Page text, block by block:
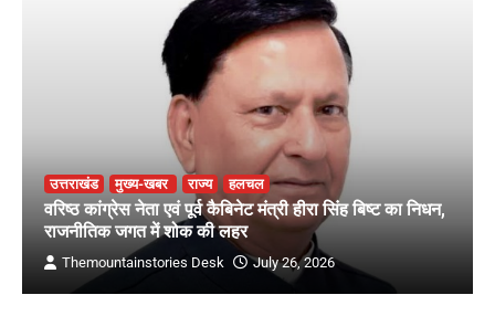
उत्तराखंड मुख्य-खबर राज्य हलचल
वरिष्ठ कांग्रेस नेता एवं पूर्व कैबिनेट मंत्री हीरा सिंह बिष्ट का निधन,
राजनीतिक जगत में शोक की लहर
Themountainstories Desk July 26, 2026